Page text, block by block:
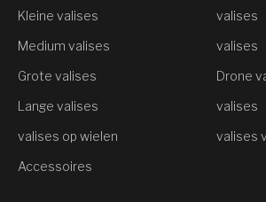
Kleine valises
Medium valises
Grote valises
Lange valises
valises op wielen
Accessoires
valises
valises
Drone
valises
valises